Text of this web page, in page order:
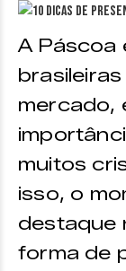
A Páscoa
mercado,
muitos
isso, o
destaque
forma de